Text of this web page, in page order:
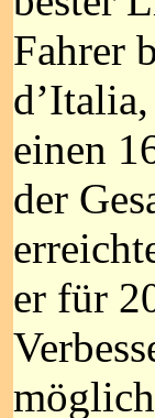
Fahrer
einen
der
er für